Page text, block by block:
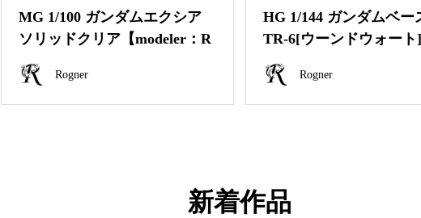
MG 1/100 ガンダムエクシア
ソリッドクリア【modeler：R
ogner】
Rogner
HG 1/144 ガンダムベー
TR-6[ウーンドウォー
アカラー]【modeler：
Rogner
新着作品